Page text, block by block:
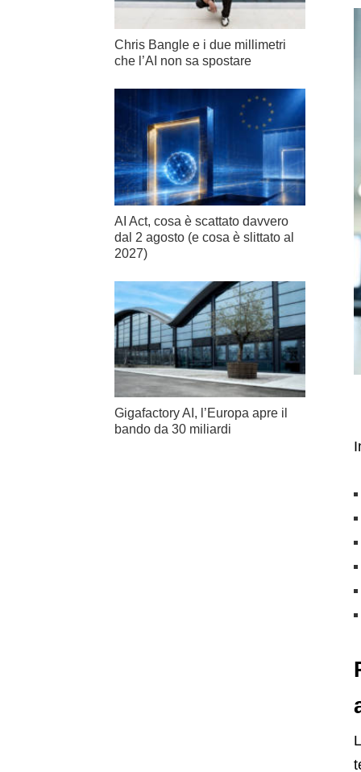
Chris Bangle e i due millimetri
che l’AI non sa spostare
AI Act, cosa è scattato davvero
dal 2 agosto (e cosa è slittato al
2027)
Gigafactory AI, l’Europa apre il
bando da 30 miliardi